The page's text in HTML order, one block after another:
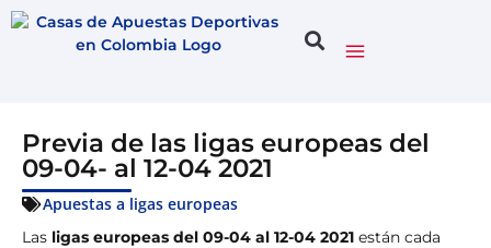
Previa de las ligas europeas del
09-04- al 12-04 2021
Apuestas a ligas europeas
Las ligas europeas del 09-04 al 12-04 2021 están cada